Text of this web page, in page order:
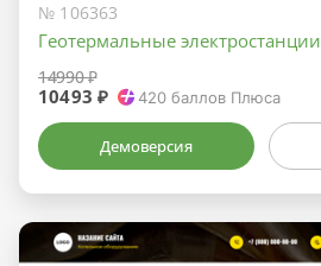
№ 106363
Геотермальные электростанции
14990 ₽
10493 ₽ 420 баллов Плюса
Демоверсия